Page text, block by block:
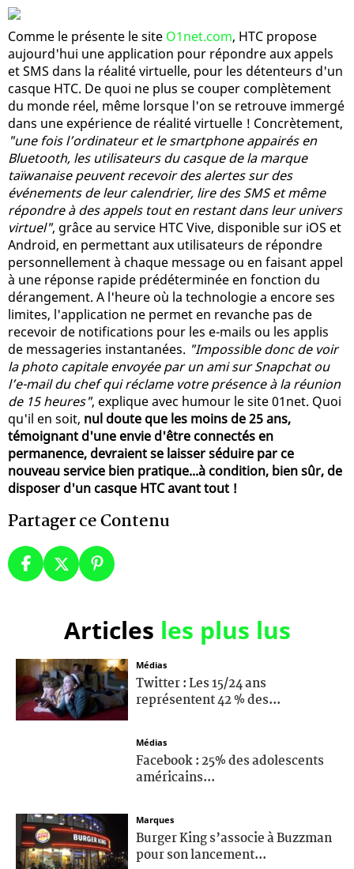
Comme le présente le site O1net.com, HTC propose
aujourd'hui une application pour répondre aux appels
et SMS dans la réalité virtuelle, pour les détenteurs d'un
casque HTC. De quoi ne plus se couper complètement
du monde réel, même lorsque l'on se retrouve immergé
dans une expérience de réalité virtuelle ! Concrètement,
"une fois l’ordinateur et le smartphone appairés en
Bluetooth, les utilisateurs du casque de la marque
taïwanaise peuvent recevoir des alertes sur des
événements de leur calendrier, lire des SMS et même
répondre à des appels tout en restant dans leur univers
virtuel", grâce au service HTC Vive, disponible sur iOS et
Android, en permettant aux utilisateurs de répondre
personnellement à chaque message ou en faisant appel
à une réponse rapide prédéterminée en fonction du
dérangement. A l'heure où la technologie a encore ses
limites, l'application ne permet en revanche pas de
recevoir de notifications pour les e-mails ou les applis
de messageries instantanées. "Impossible donc de voir
la photo capitale envoyée par un ami sur Snapchat ou
l’e-mail du chef qui réclame votre présence à la réunion
de 15 heures", explique avec humour le site 01net. Quoi
qu'il en soit, nul doute que les moins de 25 ans,
témoignant d'une envie d'être connectés en
permanence, devraient se laisser séduire par ce
nouveau service bien pratique...à condition, bien sûr, de
disposer d'un casque HTC avant tout !
Partager ce Contenu
Articles les plus lus
Médias
Twitter : Les 15/24 ans
représentent 42 % des...
Médias
Facebook : 25% des adolescents
américains...
Marques
Burger King s’associe à Buzzman
pour son lancement...